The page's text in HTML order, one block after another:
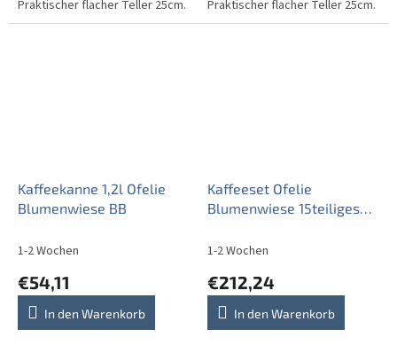
Praktischer flacher Teller 25cm. Praktischer flacher Teller 25cm.
Kaffeekanne 1,2l Ofelie
Blumenwiese BB
1-2 Wochen
€54,11
In den Warenkorb
Kaffeeset Ofelie
Blumenwiese 15teiliges
1-2 Wochen
€212,24
In den Warenkorb